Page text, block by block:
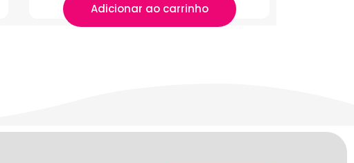
Adicionar ao carrinho